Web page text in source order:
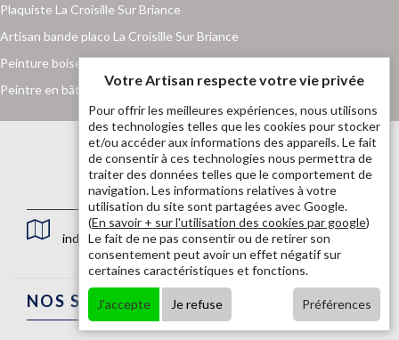
Plaquiste La Croisille Sur Briance
Artisan bande placo La Croisille Sur Briance
Peinture boiserie et ferronnerie La Croisille Sur Briance
Peintre en bâtiment La Croisille Sur Briance
indisponible
NOS SERVICES
Votre Artisan respecte votre vie privée
Pour offrir les meilleures expériences, nous utilisons
des technologies telles que les cookies pour stocker
et/ou accéder aux informations des appareils. Le fait
de consentir à ces technologies nous permettra de
traiter des données telles que le comportement de
navigation. Les informations relatives à votre
utilisation du site sont partagées avec Google.
(En savoir + sur l'utilisation des cookies par google)
Le fait de ne pas consentir ou de retirer son
consentement peut avoir un effet négatif sur
certaines caractéristiques et fonctions.
J'accepte Je refuse Préférences